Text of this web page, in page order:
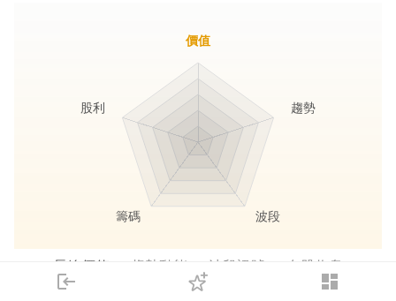
login dashboard
下單
長線價值 趨勢動能 波段訊號 存股收息
價值
趨勢
波段
籌碼
股利